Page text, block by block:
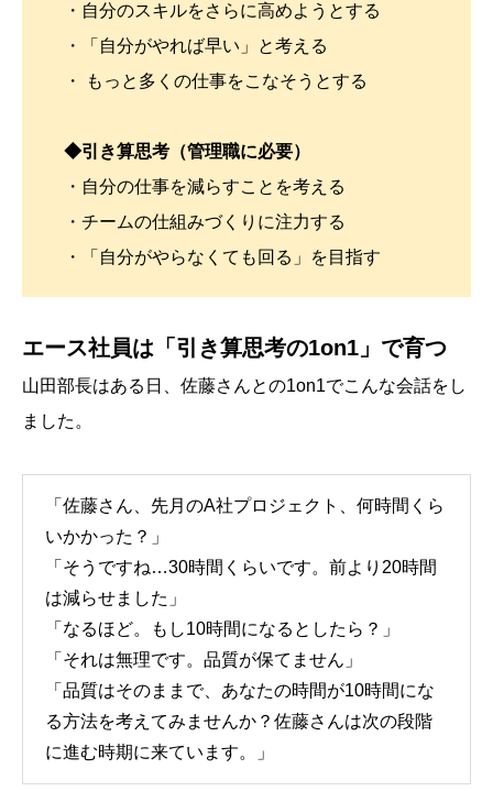
・自分のスキルをさらに高めようとする
・「自分がやれば早い」と考える
・ もっと多くの仕事をこなそうとする
◆引き算思考（管理職に必要）
・自分の仕事を減らすことを考える
・チームの仕組みづくりに注力する
・「自分がやらなくても回る」を目指す
エース社員は「引き算思考の1on1」で育つ
山田部長はある日、佐藤さんとの1on1でこんな会話をし
ました。
「佐藤さん、先月のA社プロジェクト、何時間くら
いかかった？」
「そうですね…30時間くらいです。前より20時間
は減らせました」
「なるほど。もし10時間になるとしたら？」
「それは無理です。品質が保てません」
「品質はそのままで、あなたの時間が10時間にな
る方法を考えてみませんか？佐藤さんは次の段階
に進む時期に来ています。」